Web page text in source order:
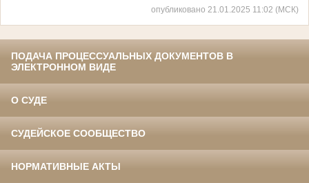
опубликовано 21.01.2025 11:02 (МСК)
ПОДАЧА ПРОЦЕССУАЛЬНЫХ ДОКУМЕНТОВ В
ЭЛЕКТРОННОМ ВИДЕ
О СУДЕ
СУДЕЙСКОЕ СООБЩЕСТВО
НОРМАТИВНЫЕ АКТЫ